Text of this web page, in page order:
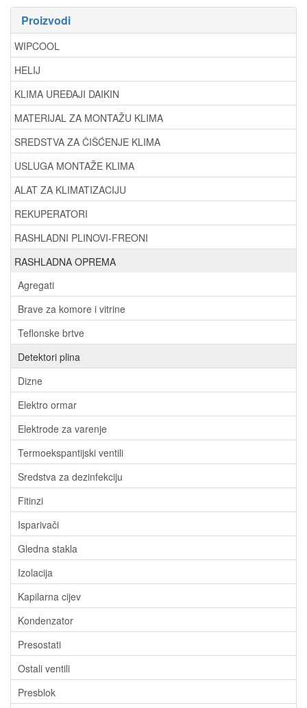
Proizvodi
WIPCOOL
HELIJ
KLIMA UREĐAJI DAIKIN
MATERIJAL ZA MONTAŽU KLIMA
SREDSTVA ZA ČIŠĆENJE KLIMA
USLUGA MONTAŽE KLIMA
ALAT ZA KLIMATIZACIJU
REKUPERATORI
RASHLADNI PLINOVI-FREONI
RASHLADNA OPREMA
Agregati
Brave za komore i vitrine
Teflonske brtve
Detektori plina
Dizne
Elektro ormar
Elektrode za varenje
Termoekspantijski ventili
Sredstva za dezinfekciju
Fitinzi
Isparivači
Gledna stakla
Izolacija
Kapilarna cijev
Kondenzator
Presostati
Ostali ventili
Presblok